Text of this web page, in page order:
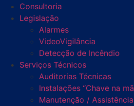
Consultoria
Legislação
Alarmes
VideoVigilância
Detecção de Incêndio
Serviços Técnicos
Auditorias Técnicas
Instalações “Chave na
Manutenção /